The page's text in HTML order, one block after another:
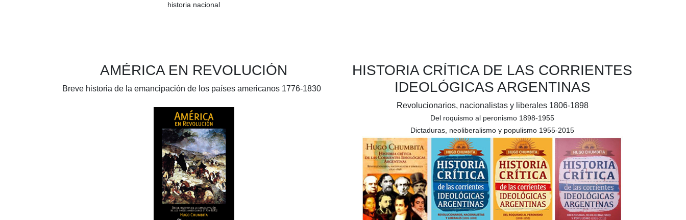
historia nacional
AMÉRICA EN REVOLUCIÓN
Breve historia de la emancipación de los países americanos 1776-1830
HISTORIA CRÍTICA DE LAS CORRIENTES
IDEOLÓGICAS ARGENTINAS
Revolucionarios, nacionalistas y liberales 1806-1898
Del roquismo al peronismo 1898-1955
Dictaduras, neoliberalismo y populismo 1955-2015